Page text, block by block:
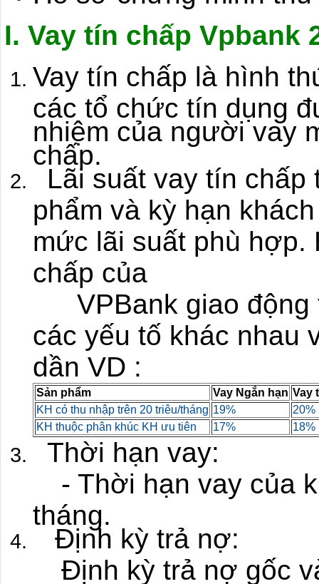
I. Vay tín chấp Vpbank
Vay tín chấp là hình
các tổ chức tín dụng
nhiệm của người vay
chấp.
Lãi suất vay tín chấp
phẩm và kỳ hạn
mức lãi suất phù hợp.
chấp của
VPBank giao động
các yếu tố khác nhau
dần VD :
Sản phẩm Vay Ngắn hạn Vay
KH có thu nhập trên 20 triêu/tháng 19%
20%
KH thuộc phân khúc KH ưu tiên
17% 18%
Thời hạn vay:
- Thời hạn vay của
tháng.
Định kỳ trả nợ:
Định kỳ trả nợ gốc